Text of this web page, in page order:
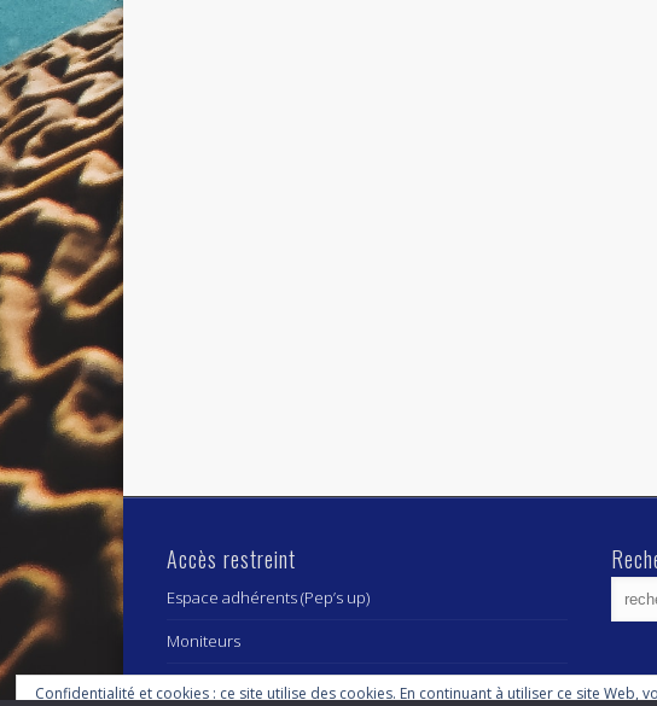
Accès restreint
Espace adhérents (Pep’s up)
Moniteurs
Confidentialité et cookies : ce site utilise des cookies. En continuant à utiliser ce site Web,